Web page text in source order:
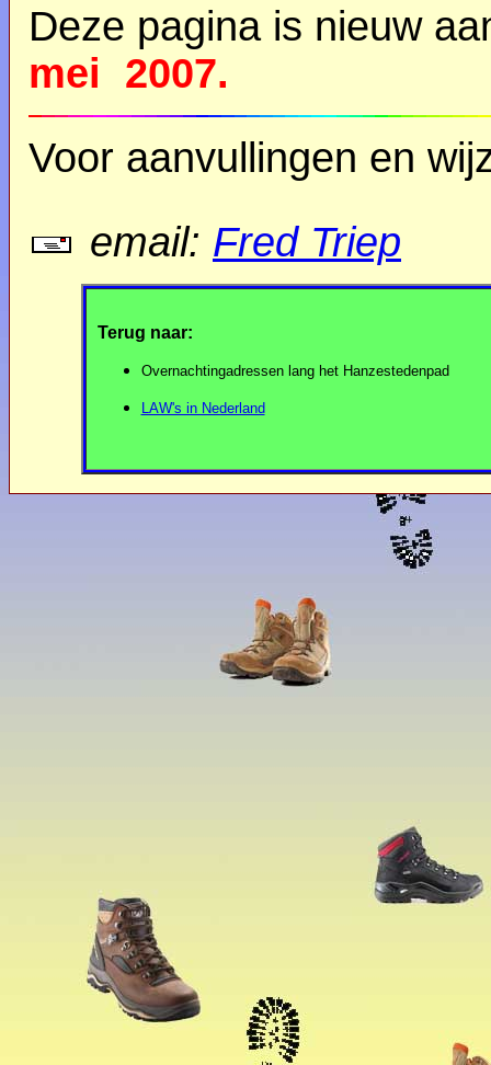
Deze pagina is nieuw
mei 2007.
Voor aanvullingen en
email: Fred Triep
Terug naar:
Overnachtingadressen lang het Hanzestedenpad
LAW's in Nederland